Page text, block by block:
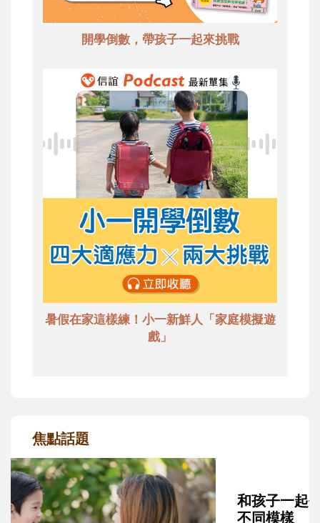
開學倒數，帶孩子一起來挑戰
暑假在家這樣練！小一新鮮人「家庭模擬遊
戲」
焦點話題